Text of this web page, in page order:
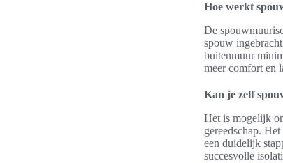
Hoe werkt
De
spouw
buitenmuur
meer comfort en
Kan je zelf
Het is mogelijk
gereedschap.
een duidelijk
succesvolle